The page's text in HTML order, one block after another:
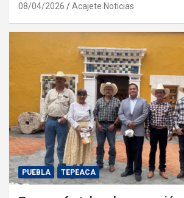
08/04/2026 Acajete Noticias
PUEBLA TEPEACA